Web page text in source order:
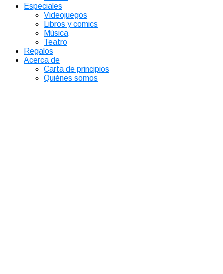
Especiales
Videojuegos
Libros y comics
Música
Teatro
Regalos
Acerca de
Carta de principios
Quiénes somos